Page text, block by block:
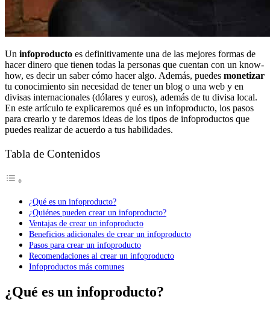
Un infoproducto es definitivamente una de las mejores formas de
hacer dinero que tienen todas la personas que cuentan con un know-
how, es decir un saber cómo hacer algo. Además, puedes monetizar
tu conocimiento sin necesidad de tener un blog o una web y en
divisas internacionales (dólares y euros), además de tu divisa local.
En este artículo te explicaremos qué es un infoproducto, los pasos
para crearlo y te daremos ideas de los tipos de infoproductos que
puedes realizar de acuerdo a tus habilidades.
Tabla de Contenidos
¿Qué es un infoproducto?
¿Quiénes pueden crear un infoproducto?
Ventajas de crear un infoproducto
Beneficios adicionales de crear un infoproducto
Pasos para crear un infoproducto
Recomendaciones al crear un infoproducto
Infoproductos más comunes
¿Qué es un infoproducto?